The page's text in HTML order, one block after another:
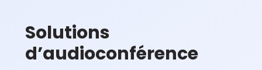
Solutions
d’audioconférence